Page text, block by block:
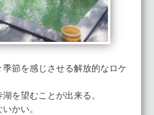
節を感じさせる解放的なロケ
を望むことが出来る。
かい。